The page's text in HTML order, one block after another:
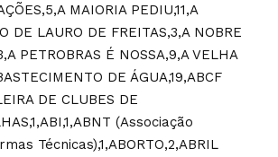
MAIORIA PEDIU,11,A
DE LAURO DE FREITAS,3,A NOBRE
PETROBRAS É NOSSA,9,A VELHA
DE ÁGUA,19,ABCF
DE CLUBES DE
(Associação
Técnicas),1,ABORTO,2,ABRIL